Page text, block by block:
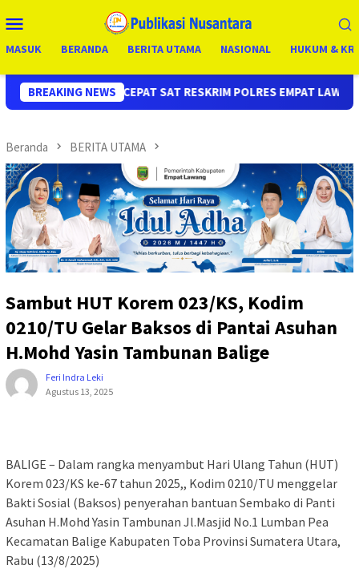
ke
Mobile
MASUK BERANDA BERITA UTAMA NASIONAL HUKUM &
BREAKING NEWS
SAT RESKRIM POLRES EMPAT LAWANG, UNGKAP KASUS CURAS
Beranda BERITA UTAMA
Sambut HUT Korem 023/KS, Kodim
0210/TU Gelar Baksos di Pantai Asuhan
H.Mohd Yasin Tambunan Balige
Feri Indra Leki
Agustus 13, 2025
BALIGE – Dalam rangka menyambut Hari Ulang Tahun (HUT)
Korem 023/KS ke-67 tahun 2025,, Kodim 0210/TU menggelar
Bakti Sosial (Baksos) penyerahan bantuan Sembako di Panti
Asuhan H.Mohd Yasin Tambunan Jl.Masjid No.1 Lumban Pea
Kecamatan Balige Kabupaten Toba Provinsi Sumatera Utara,
Rabu (13/8/2025)